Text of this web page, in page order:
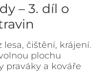
– 3. díl o
lesa, čištění, krájení.
plochu
praváky a kováře